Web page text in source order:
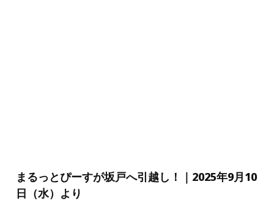
まるっとぴーすが坂戸へ引越し！｜2025年9月10
日（水）より